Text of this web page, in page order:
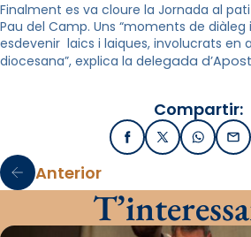
Finalment es va cloure la Jornada al
Pau del Camp. Uns “moments de diàleg
esdevenir laics i laiques, involucrats en
diocesana”, explica la delegada
Compartir:
FacebookX / Twitter
Anterior